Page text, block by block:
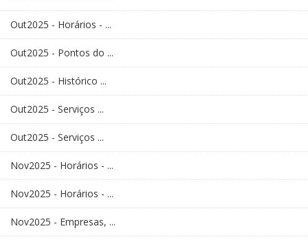
Out2025 - Horários - ...
Out2025 - Pontos do ...
Out2025 - Histórico ...
Out2025 - Serviços ...
Out2025 - Serviços ...
Nov2025 - Horários - ...
Nov2025 - Horários - ...
Nov2025 - Empresas, ...